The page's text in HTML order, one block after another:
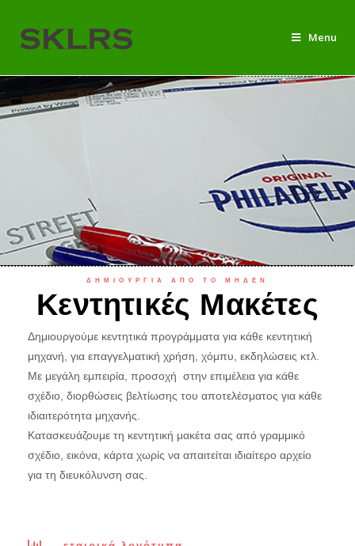
Menu
ΔΗΜΙΟΥΡΓΙΑ ΑΠΟ ΤΟ ΜΗΔΕΝ
Κεντητικές Μακέτες
Δημιουργούμε κεντητικά προγράμματα για κάθε κεντητική
μηχανή, για επαγγελματική χρήση, χόμπυ, εκδηλώσεις κτλ.
Με μεγάλη εμπειρία, προσοχή στην επιμέλεια για κάθε
σχέδιο, διορθώσεις βελτίωσης του αποτελέσματος για κάθε
ιδιαιτερότητα μηχανής.
Κατασκευάζουμε τη κεντητική μακέτα σας από γραμμικό
σχέδιο, εικόνα, κάρτα χωρίς να απαιτείται ιδιαίτερο αρχείο
για τη διευκόλυνση σας.